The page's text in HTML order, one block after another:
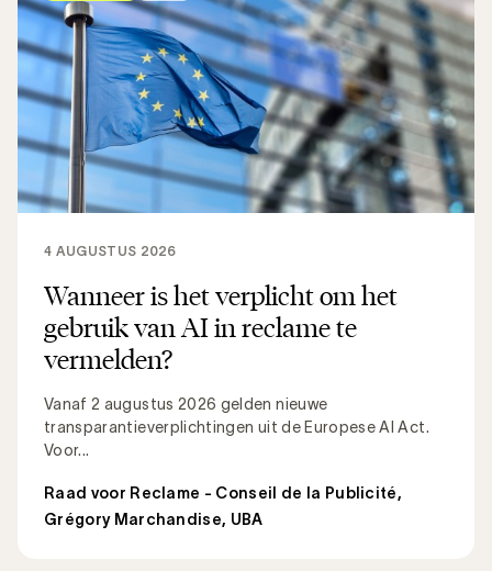
Wanneer is het verplicht om het
gebruik van AI in reclame te
vermelden?
Vanaf 2 augustus 2026 gelden nieuwe
transparantieverplichtingen uit de Europese AI Act.
Voor...
4 AUGUSTUS 2026
Raad voor Reclame - Conseil de la Publicité,
Grégory Marchandise, UBA